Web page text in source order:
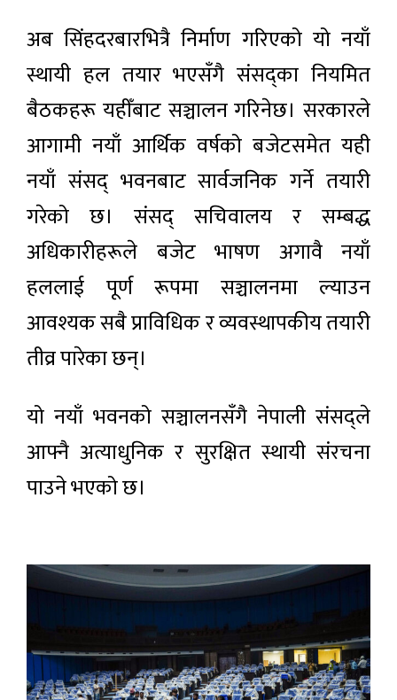
अब सिंहदरबारभित्रै निर्माण गरिएको यो नयाँ
स्थायी हल तयार भएसँगै संसद्का नियमित
बैठकहरू यहीँबाट सञ्चालन गरिनेछ। सरकारले
आगामी नयाँ आर्थिक वर्षको बजेटसमेत यही
नयाँ संसद् भवनबाट सार्वजनिक गर्ने तयारी
गरेको छ। संसद् सचिवालय र सम्बद्ध
अधिकारीहरूले बजेट भाषण अगावै नयाँ
हललाई पूर्ण रूपमा सञ्चालनमा ल्याउन
आवश्यक सबै प्राविधिक र व्यवस्थापकीय तयारी
तीव्र पारेका छन्।
यो नयाँ भवनको सञ्चालनसँगै नेपाली संसद्ले
आफ्नै अत्याधुनिक र सुरक्षित स्थायी संरचना
पाउने भएको छ।